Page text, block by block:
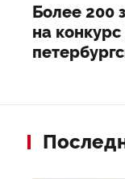
Более 200
на